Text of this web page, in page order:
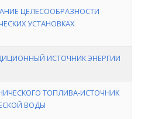
ЦЕЛЕСООБРАЗНОСТИ
УСТАНОВКАХ
ИСТОЧНИК ЭНЕРГИИ
ТОПЛИВА-ИСТОЧНИК
ВОДЫ